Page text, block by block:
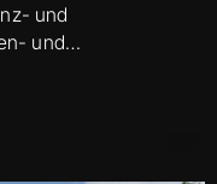
und
und…